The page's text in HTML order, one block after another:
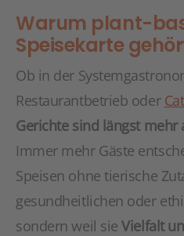
Warum plant-
Speisekarte
Ob in der
Restaurantbetrieb oder
Gerichte sind längst mehr
Immer mehr Gäste
Speisen ohne tierische
gesundheitlichen oder
sondern weil sieVielfalt